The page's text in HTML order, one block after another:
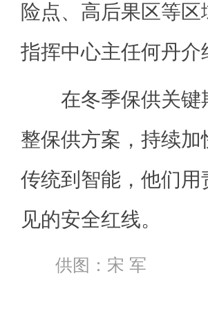
险点、高后果区等
指挥中心主任何丹介
在冬季保供关键
整保供方案，持续
传统到智能，他们
见的安全红线。
供图：宋 军